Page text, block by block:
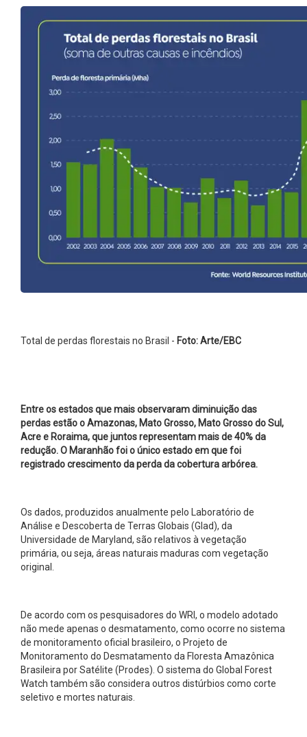
Total de perdas florestais no Brasil - Foto: Arte/EBC
Entre os estados que mais observaram diminuição das
perdas estão o Amazonas, Mato Grosso, Mato Grosso do Sul,
Acre e Roraima, que juntos representam mais de 40% da
redução.O Maranhão foi o único estado em que foi
registrado crescimento da perda da cobertura arbórea.
Os dados, produzidos anualmente pelo Laboratório de
Análise e Descoberta de Terras Globais (Glad), da
Universidade de Maryland, são relativos à vegetação
primária, ou seja, áreas naturais maduras com vegetação
original.
De acordo com os pesquisadores do WRI, o modelo adotado
não mede apenas o desmatamento, como ocorre no sistema
de monitoramento oficial brasileiro, o Projeto de
Monitoramento do Desmatamento da Floresta Amazônica
Brasileira por Satélite (Prodes). O sistema do Global Forest
Watch também são considera outros distúrbios como corte
seletivo e mortes naturais.